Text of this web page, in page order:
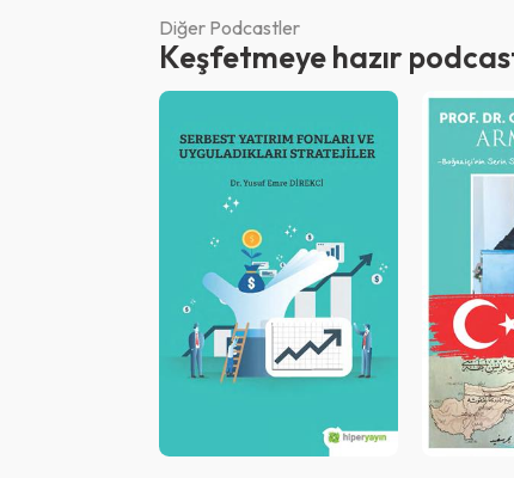
Diğer Podcastler
Keşfetmeye hazır